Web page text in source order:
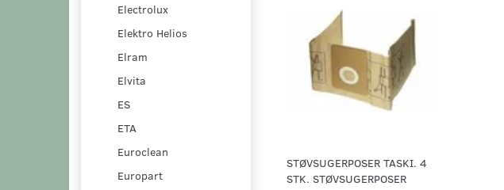
Electrolux
Elektro Helios
Elram
Elvita
ES
ETA
Euroclean
Europart
STØVSUGERPOSER TASKI. 4
STK. STØVSUGERPOSER